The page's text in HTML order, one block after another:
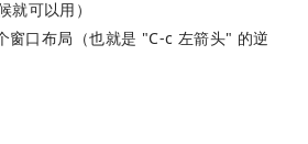
就可以用）
窗口布局（也就是 "C-c 左箭头" 的逆